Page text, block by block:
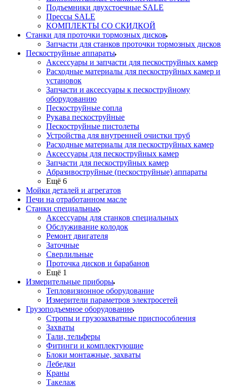
Подъемники двухстоечные SALE
Прессы SALE
КОМПЛЕКТЫ СО СКИДКОЙ
Станки для проточки тормозных дисков
Запчасти для станков проточки тормозных дисков
Пескоструйные аппараты
Аксессуары и запчасти для пескоструйных камер
Расходные материалы для пескоструйных камер и
установок
Запчасти и аксессуары к пескоструйному
оборудованию
Пескоструйные сопла
Рукава пескоструйные
Пескоструйные пистолеты
Устройства для внутренней очистки труб
Расходные материалы для пескоструйных камер
Аксессуары для пескоструйных камер
Запчасти для пескоструйных камер
Абразивоструйные (пескоструйные) аппараты
Ещё 6
Мойки деталей и агрегатов
Печи на отработанном масле
Станки специальные
Аксессуары для станков специальных
Обслуживание колодок
Ремонт двигателя
Заточные
Сверлильные
Проточка дисков и барабанов
Ещё 1
Измерительные приборы
Тепловизионное оборудование
Измерители параметров электросетей
Грузоподъемное оборудование
Стропы и грузозахватные приспособления
Захваты
Тали, тельферы
Фитинги и комплектующие
Блоки монтажные, захваты
Лебедки
Краны
Такелаж